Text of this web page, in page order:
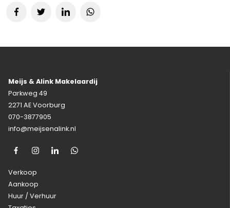
Meijs & Alink Makelaardij
Parkweg 49
2271 AE Voorburg
070-3877905
info@meijsenalink.nl
Verkoop
Aankoop
Huur / Verhuur